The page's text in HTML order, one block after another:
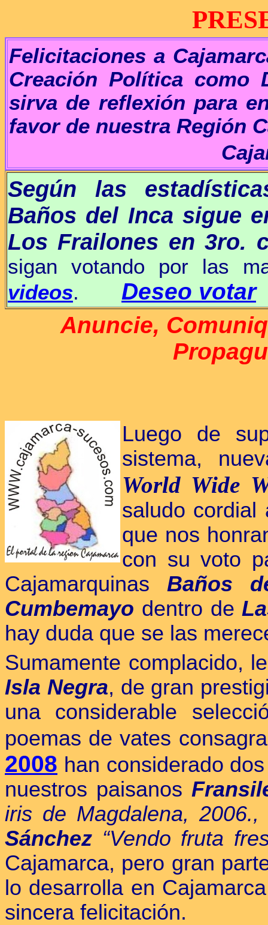
Felicitaciones a
Creación Política como
sirva de reflexión para
favor de nuestra Región
Según las
Baños del Inca sigue
Los Frailones en 3ro.
sigan votando por las
videos.
Deseo votar
Anuncie,
Luego de
sistema,
World Wide
saludo cordial
que nos
con su voto
Cajamarquinas Baños
Cumbemayo dentro de
hay duda que se las
Sumamente complacido,
Isla Negra, de gran
una considerable
poemas de vates
2008 han considerado
nuestros paisanos
iris de Magdalena,
Sánchez “Vendo fruta
Cajamarca, pero gran
lo desarrolla en
sincera felicitación.